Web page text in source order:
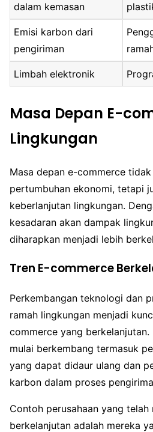
dalam kemasan
Emisi karbon dari
pengiriman
Limbah elektronik
Masa Depan E-
Lingkungan
Masa depan e-commerce
pertumbuhan ekonomi, tetapi
keberlanjutan lingkungan.
kesadaran akan dampak
diharapkan menjadi lebih
Tren E-commerce
Perkembangan teknologi dan
ramah lingkungan menjadi
commerce yang berkelanjutan.
mulai berkembang termasuk
yang dapat didaur ulang dan
karbon dalam proses
Contoh perusahaan yang
berkelanjutan adalah mereka